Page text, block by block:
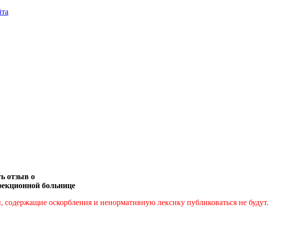
отзыв о
больнице
оскорбления и ненормативную лексику публиковаться не будут.